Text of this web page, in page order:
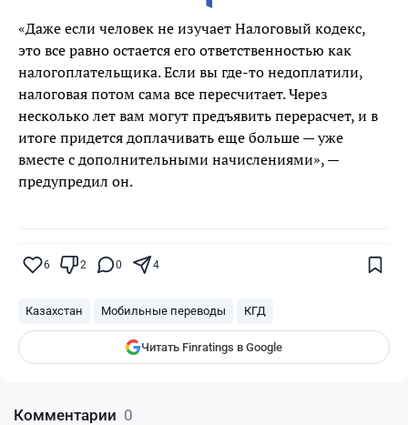
«Даже если человек не изучает Налоговый кодекс,
это все равно остается его ответственностью как
налогоплательщика. Если вы где-то недоплатили,
налоговая потом сама все пересчитает. Через
несколько лет вам могут предъявить перерасчет, и в
итоге придется доплачивать еще больше — уже
вместе с дополнительными начислениями», —
предупредил он.
6 2 0 4
Казахстан Мобильные переводы КГД
Читать Finratings в Google
показываться вам
Комментарии 0